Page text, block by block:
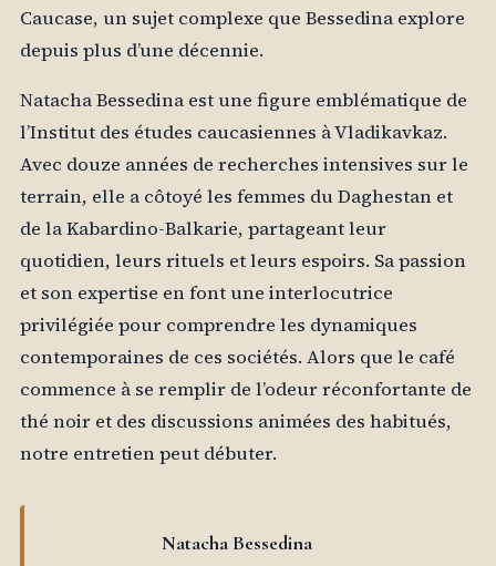
Caucase, un sujet complexe que Bessedina explore
depuis plus d’une décennie.
Natacha Bessedina est une figure emblématique de
l’Institut des études caucasiennes à Vladikavkaz.
Avec douze années de recherches intensives sur le
terrain, elle a côtoyé les femmes du Daghestan et
de la Kabardino-Balkarie, partageant leur
quotidien, leurs rituels et leurs espoirs. Sa passion
et son expertise en font une interlocutrice
privilégiée pour comprendre les dynamiques
contemporaines de ces sociétés. Alors que le café
commence à se remplir de l’odeur réconfortante de
thé noir et des discussions animées des habitués,
notre entretien peut débuter.
Natacha Bessedina